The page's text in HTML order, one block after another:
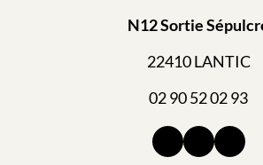
N12 Sortie
22410 LANTIC
02 90 52 02 93